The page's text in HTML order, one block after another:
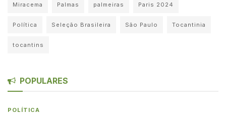
Miracema Palmas palmeiras Paris 2024
Política Seleção Brasileira São Paulo Tocantinia
tocantins
POPULARES
POLÍTICA